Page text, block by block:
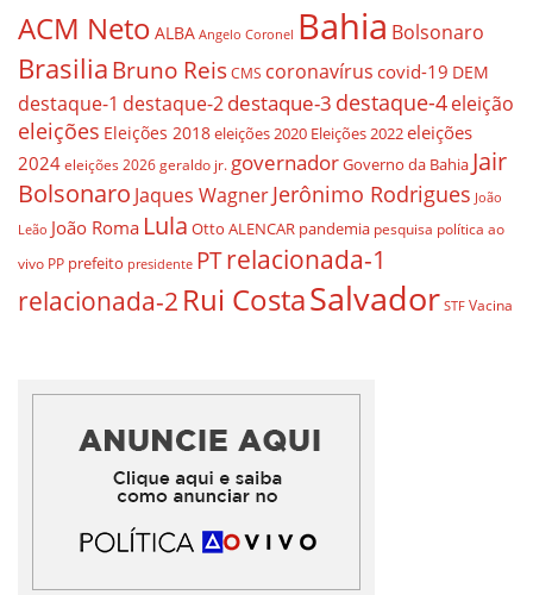
ACM Neto ALBA Angelo Coronel Bahia Bolsonaro
BrasiliaBruno ReisCMS coronavírus covid-19 DEM
destaque-1 destaque-2destaque-3 destaque-4eleição
eleições Eleições 2018eleições 2020 Eleições 2022eleições
2024 eleições 2026 geraldo jr. governadorGoverno da Bahia Jair
Bolsonaro Jaques WagnerJerônimo Rodrigues João
Leão João Roma Lula Otto ALENCAR pandemia pesquisa política ao
vivo PP prefeito presidente PTrelacionada-1
relacionada-2 Rui CostaSalvador STF Vacina